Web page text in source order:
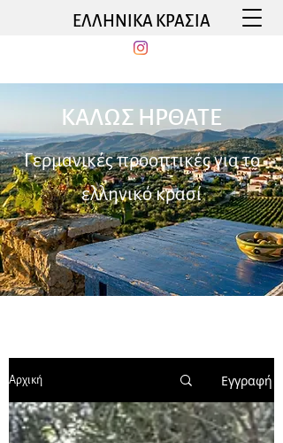
ΕΛΛΗΝΙΚΑ ΚΡΑΣΙΑ
ΚΑΛΩΣ ΗΡΘΑΤΕ
Γερμανικές προοπτικές για το
ελληνικό κρασί
Αρχική Εγγραφή